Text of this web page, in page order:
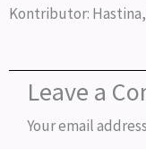
Kontributor:
Leave a
Your email